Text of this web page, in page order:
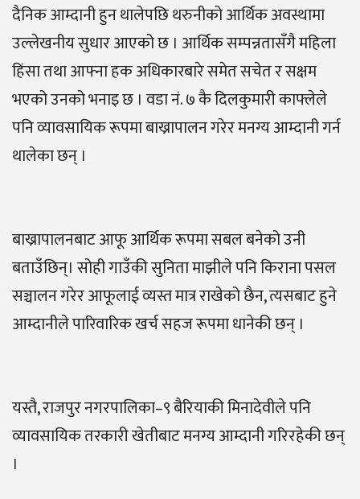
दैनिक आम्दानी हुन थालेपछि थरुनीको आर्थिक अवस्थामा
उल्लेखनीय सुधार आएको छ । आर्थिक सम्पन्नतासँगै महिला
हिंसा तथा आफ्ना हक अधिकारबारे समेत सचेत र सक्षम
भएको उनको भनाइ छ । वडा नं. ७ कै दिलकुमारी काफ्लेले
पनि व्यावसायिक रूपमा बाख्रापालन गरेर मनग्य आम्दानी गर्न
थालेका छन् ।
बाख्रापालनबाट आफू आर्थिक रूपमा सबल बनेको उनी
बताउँछिन्। सोही गाउँकी सुनिता माझीले पनि किराना पसल
सञ्चालन गरेर आफूलाई व्यस्त मात्र राखेको छैन, त्यसबाट हुने
आम्दानीले पारिवारिक खर्च सहज रूपमा धानेकी छन् ।
यस्तै, राजपुर नगरपालिका–९ बैरियाकी मिनादेवीले पनि
व्यावसायिक तरकारी खेतीबाट मनग्य आम्दानी गरिरहेकी छन्
।